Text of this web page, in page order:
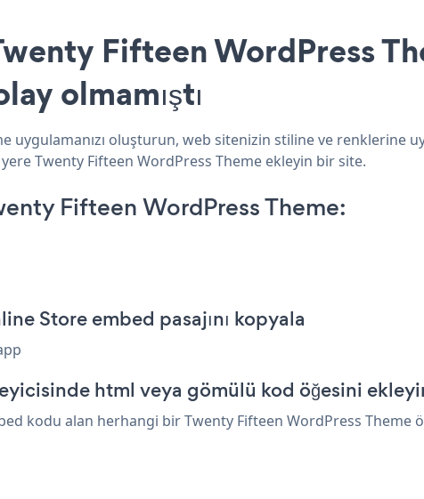
Fifteen WordPress
olmamıştı
oluşturun, web sitenizin stiline ve renklerine
Twenty Fifteen WordPress Theme ekleyin bir site.
Fifteen WordPress Theme:
Store embed pasajını kopyala
html veya gömülü kod öğesini
kodu alan herhangi bir Twenty Fifteen WordPress Theme